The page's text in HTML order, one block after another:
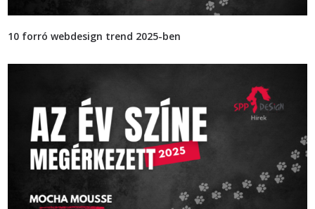
10 forró webdesign trend 2025-ben